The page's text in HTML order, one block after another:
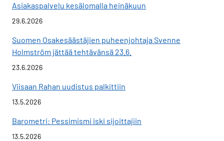
Asiakaspalvelu kesälomalla heinäkuun
29.6.2026
Suomen Osakesäästäjien puheenjohtaja Svenne
Holmström jättää tehtävänsä 23.6.
23.6.2026
Viisaan Rahan uudistus palkittiin
13.5.2026
Barometri: Pessimismi iski sijoittajiin
13.5.2026